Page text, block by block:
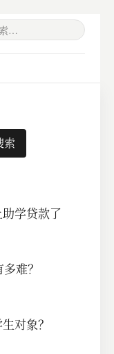
学贷款了
难？
对象？